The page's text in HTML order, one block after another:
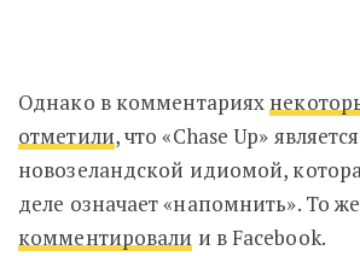
Однако в комментариях
отметили, что «Chase Up» является
новозеландской идиомой,
деле означает «напомнить». То
комментировали и в Facebook.